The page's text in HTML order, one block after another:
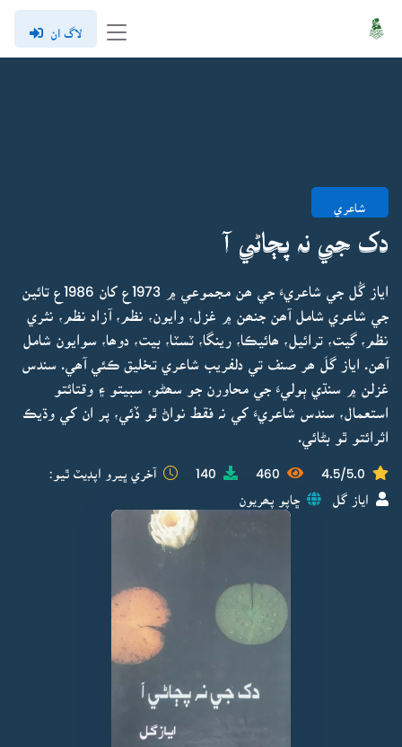
لاگ ان
شاعري
دک جي نہ پڄاڻي آ
اياز گُل جي شاعريءَ جي ھن مجموعي ۾ 1973ع کان 1986ع تائين
جي شاعري شامل آھن جنھن ۾ غزل، وايون، نظم، آزاد نظم، نثري
نظم، گيت، ترائيل، ھائيڪا، رينگا، ٽسٽا، بيت، دوھا، سوايون شامل
آھن. اياز گلَ ھر صنف تي دلفريب شاعري تخليق ڪئي آھي. سندس
غزلن ۾ سنڌي ٻوليءَ جي محاورن جو سھڻو، سبيتو ۽ وقتائتو
استعمال، سندس شاعريءَ کي نہ فقط نواڻ ٿو ڏئي، پر ان کي وڌيڪ
اثرائتو ٿو بڻائي.
4.5/5.0
460
140 آخري ڀيرو اپڊيٽ ٿيو:
اياز گل ڇاپو پھريون